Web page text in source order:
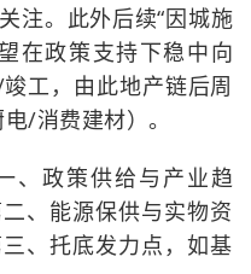
注。此外后续“因城施
在政策支持下稳中向
工，由此地产链后周
/消费建材）。
、政策供给与产业趋
、能源保供与实物资
、托底发力点，如基